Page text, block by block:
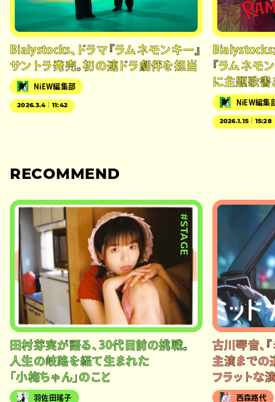
Bialystocks、ドラマ『ラムネモンキー』
サントラ発売。初の連ドラ劇伴を担当
NiEW編集部
2026.3.4｜11:42
Bialystocks
『ラムネモ
に主題歌書
NiEW編集
2026.1.15｜15:28
RECOMMEND
#STAGE
田村芽実が語る、30代目前の挑戦。
人生の岐路を経て生まれた
「小梅ちゃん」のこと
羽佐田瑤子
古川琴音、
主演までの
フラットな
西森路代